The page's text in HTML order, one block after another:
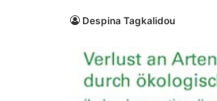
Despina Tagkalidou